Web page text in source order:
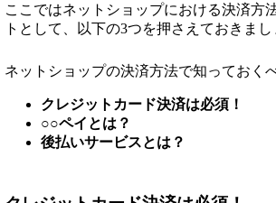
ここではネットショップにおける決済方
トとして、以下の3つを押さえておきまし
ネットショップの決済方法で知っておく
クレジットカード決済は必須！
○○ペイとは？
後払いサービスとは？